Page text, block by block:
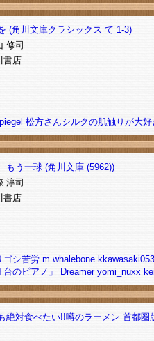
(角川文庫クラシックス て 1-3)
修司
書店
松方さんシルクの肌触りが大好
もう一球 (角川文庫 (5962))
淳司
書店
ゴシ苦労 m whalebone
台のピアノ」
Dreamer yomi_nuxx
絶対食べたい!!噂のラーメン 首都